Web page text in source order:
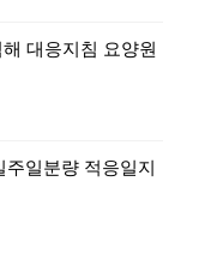
대응지침 요양원
일분량 적응일지